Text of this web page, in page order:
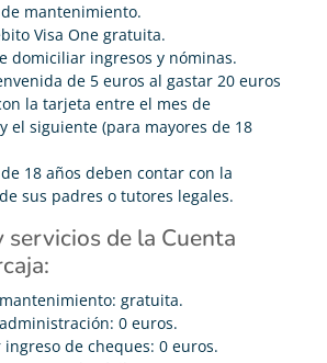
mantenimiento.
Visa One gratuita.
domiciliar ingresos y nóminas.
de 5 euros al gastar 20 euros
la tarjeta entre el mes de
el siguiente (para mayores de 18
18 años deben contar con la
sus padres o tutores legales.
servicios de la Cuenta
gratuita.
0 euros.
de cheques: 0 euros.